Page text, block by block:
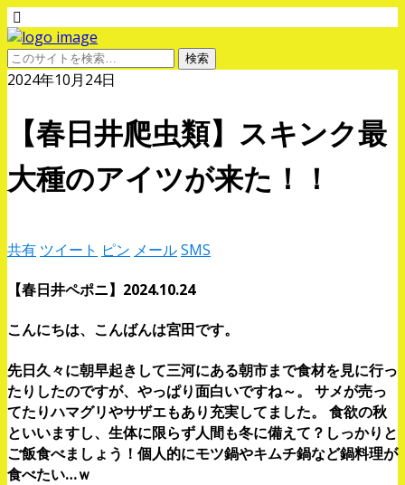
2024年10月24日
【春日井爬虫類】スキンク最
大種のアイツが来た！！
共有 ツイート ピン メールSMS
【春日井ペポニ】2024.10.24
こんにちは、こんばんは宮田です。
先日久々に朝早起きして三河にある朝市まで食材を見に行っ
たりしたのですが、やっぱり面白いですね～。
サメが売っ
てたりハマグリやサザエもあり充実してました。
食欲の秋
といいますし、生体に限らず人間も冬に備えて？しっかりと
ご飯食べましょう！個人的にモツ鍋やキムチ鍋など鍋料理が
食べたい…ｗ